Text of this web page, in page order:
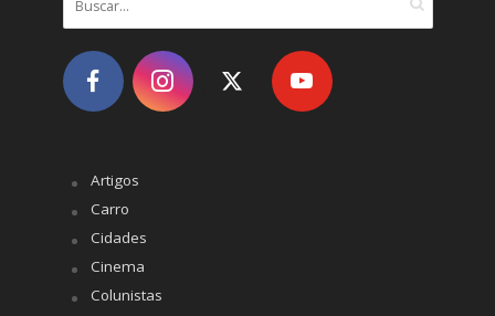
Artigos
Carro
Cidades
Cinema
Colunistas